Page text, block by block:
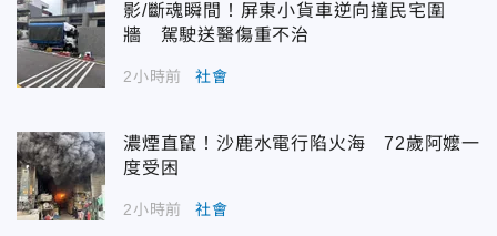
影/斷魂瞬間！屏東小貨車逆向撞民宅圍
牆 駕駛送醫傷重不治
2小時前 社會
濃煙直竄！沙鹿水電行陷火海 72歲阿嬤一
度受困
2小時前 社會